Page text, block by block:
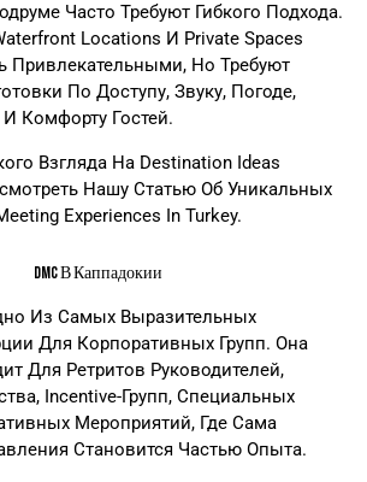
Часто Требуют Гибкого Подхода.
Locations И Private Spaces
Привлекательными, Но Требуют
По Доступу, Звуку, Погоде,
Комфорту Гостей.
Взгляда На Destination Ideas
Нашу Статью Об Уникальных
Experiences In Turkey.
DMC В Каппадокии
Из Самых Выразительных
Для Корпоративных Групп. Она
Для Ретритов Руководителей,
Incentive-Групп, Специальных
Мероприятий, Где Сама
Становится Частью Опыта.